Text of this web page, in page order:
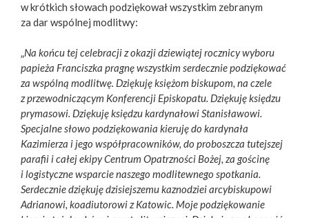
w krótkich słowach podziękował wszystkim zebranym
za dar wspólnej modlitwy:
„Na końcu tej celebracji z okazji dziewiątej rocznicy wyboru
papieża Franciszka pragnę wszystkim serdecznie podziękować
za wspólną modlitwę. Dziękuję księżom biskupom, na czele
z przewodniczącym Konferencji Episkopatu. Dziękuję księdzu
prymasowi. Dziękuję księdzu kardynałowi Stanisławowi.
Specjalne słowo podziękowania kieruję do kardynała
Kazimierza i jego współpracowników, do proboszcza tutejszej
parafii i całej ekipy Centrum Opatrzności Bożej, za gościnę
i logistyczne wsparcie naszego modlitewnego spotkania.
Serdecznie dziękuję dzisiejszemu kaznodziei arcybiskupowi
Adrianowi, koadiutorowi z Katowic. Moje podziękowanie